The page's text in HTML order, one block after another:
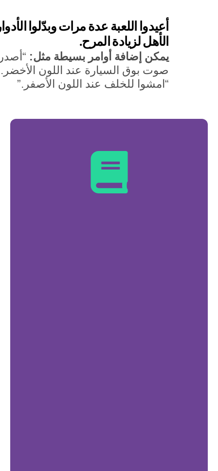
أعيدوا اللعبة عدة مرات وبدّلوا
الأهل لزيادة المرح.
يمكن إضافة أوامر بسيطة مثل:
صوت بوق السيارة عند اللون
“امشوا للخلف عند اللون الأصفر.”